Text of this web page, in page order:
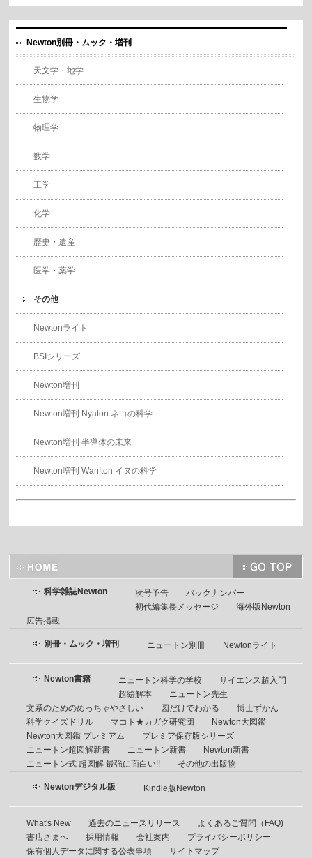
Newton別冊・ムック・増刊
天文学・地学
生物学
物理学
数学
工学
化学
歴史・遺産
医学・薬学
その他
Newtonライト
BSIシリーズ
Newton増刊
Newton増刊 Nyaton ネコの科学
Newton増刊 半導体の未来
Newton増刊 Wan!ton イヌの科学
科学雑誌Newton 次号予告
バックナンバー
初代編集長メッセージ
海外版Newton
広告掲載
別冊・ムック・増刊 ニュートン別冊 Newtonライト
Newton書籍 ニュートン科学の学校
サイエンス超入門
超絵解本
ニュートン先生
文系のためのめっちゃやさしい
図だけでわかる
博士ずかん
科学クイズドリル
マコト★カガク研究団
Newton大図鑑
Newton大図鑑 プレミアム
プレミア保存版シリーズ
ニュートン超図解新書
ニュートン新書
Newton新書
ニュートン式 超図解 最強に面白い!!
その他の出版物
Newtonデジタル版 Kindle版Newton
What's New 過去のニュースリリース
よくあるご質問（FAQ)
書店さまへ
採用情報 会社案内
プライバシーポリシー
保有個人データに関する公表事項
サイトマップ